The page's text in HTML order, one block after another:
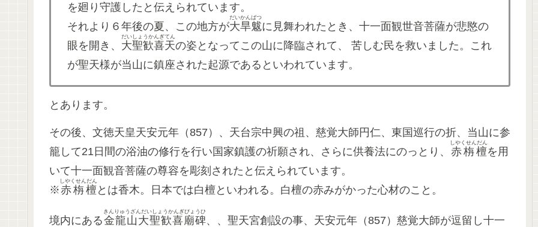
を廻り守護したと伝えられています。
それより６年後の夏、この地方が大旱魃
だいかんばつ
に見舞われたとき、十一面観世音菩薩が悲愍の
眼を開き、 大聖歓喜天
だいしょうかんぎてん
の姿となってこの山に降臨されて、 苦しむ民を救いました。これ
が聖天様が当山に鎮座された起源であるといわれています。
とあります。
その後、文徳天皇天安元年（857）、天台宗中興の祖、慈覚大師円仁、東国巡行の折、当山に参
籠して21日間の浴油の修行を行い国家鎮護の祈願され、さらに供養法にのっとり、 赤栴檀
しやくせんだん
を用
いて十一面観音菩薩の尊容を彫刻されたと伝えられています。
※赤栴檀
しやくせんだん
とは香木。日本では白檀といわれる。白檀の赤みがかった心材のこと。
境内にある金龍山大聖歓喜廟碑
きんりゅうざんだいしょうかんぎびょうひ
、、聖天宮創設の事、天安元年（857）慈覚大師が逗留し十一